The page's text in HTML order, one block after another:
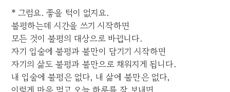
* 그럼요. 좋을 턱이 없지요.
불평하는데 시간을 쓰기 시작하면
모든 것이 불평의 대상으로 바뀝니다.
자기 입술에 불평과 불만이 담기기 시작하면
자기의 삶도 불평과 불만으로 채워지게 됩니다.
내 입술에 불평은 없다, 내 삶에 불만은 없다,